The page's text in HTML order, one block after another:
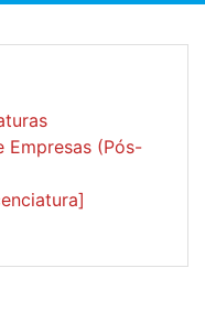
Empresas (Pós-